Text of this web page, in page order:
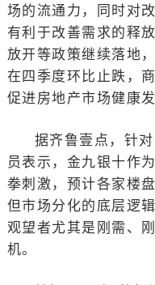
场的流通力，同时对
有利于改善需求的释
放开等政策继续落地
在四季度环比止跌，
促进房地产市场健康发
据齐鲁壹点，针
员表示，金九银十作
拳刺激，预计各家楼
但市场分化的底层逻
观望者尤其是刚需、
机。